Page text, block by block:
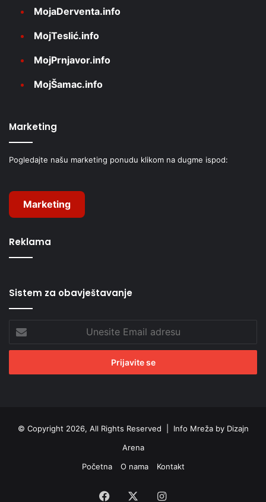
MojaDerventa.info
MojTeslić.info
MojPrnjavor.info
MojŠamac.info
Marketing
Pogledajte našu marketing ponudu klikom na dugme ispod:
Marketing
Reklama
Sistem za obavještavanje
Email
adresu
© Copyright 2026, All Rights Reserved | Info Mreža by Dizajn
Arena
Početna
O nama Kontakt
Facebook Instagram